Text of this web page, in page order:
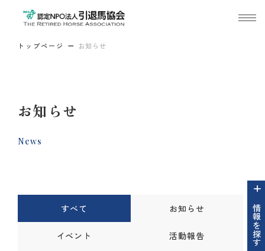
トップページ お知らせ
お知らせ
News
情報を探す
すべて お知らせ
イベント 活動報告